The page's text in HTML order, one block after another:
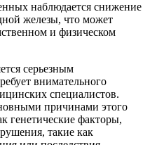
наблюдается снижение
железы, что может
и физическом
серьезным
внимательного
специалистов.
причинами этого
генетические факторы,
такие как